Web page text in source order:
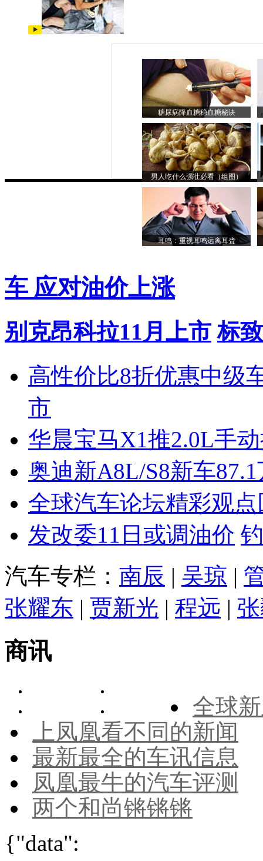
糖尿病降血糖稳血糖秘诀
男人吃什么强壮必看（组图）
耳鸣：重视耳鸣远离耳聋
车 应对油价上涨
别克昂科拉11月上市 标
高性价比8折优惠中级
市
华晨宝马X1推2.0L手
奥迪新A8L/S8新车
全球汽车论坛精彩观点
发改委11日或调油价
汽车专栏： 南辰 | 吴琼 |
张耀东 | 贾新光 | 程远 |
商讯
全球
上凤凰看不同的新闻
最新最全的车讯信息
凤凰最牛的汽车评测
两个和尚锵锵锵
{"data":